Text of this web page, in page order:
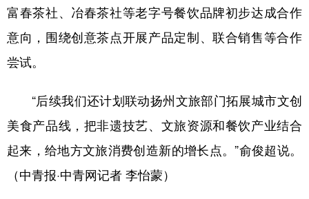
富春茶社、冶春茶社等老字号餐饮品牌初步达成合作
意向，围绕创意茶点开展产品定制、联合销售等合作
尝试。
“后续我们还计划联动扬州文旅部门拓展城市文创
美食产品线，把非遗技艺、文旅资源和餐饮产业结合
起来，给地方文旅消费创造新的增长点。”俞俊超说。
（中青报·中青网记者 李怡蒙）